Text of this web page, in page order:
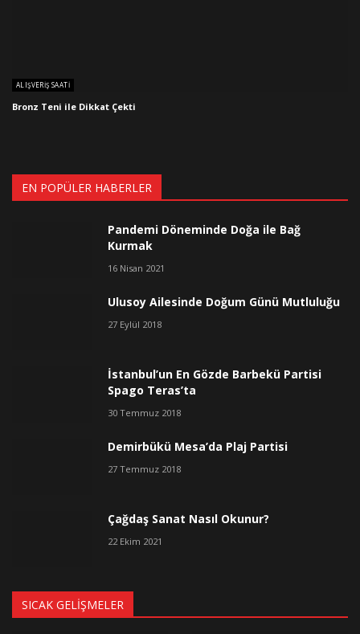
ALIŞVERIŞ SAATI
Bronz Teni ile Dikkat Çekti
EN POPÜLER HABERLER
Pandemi Döneminde Doğa ile Bağ
Kurmak
16 Nisan 2021
Ulusoy Ailesinde Doğum Günü Mutluluğu
27 Eylül 2018
İstanbul’un En Gözde Barbekü Partisi
Spago Teras’ta
30 Temmuz 2018
Demirbükü Mesa’da Plaj Partisi
27 Temmuz 2018
Çağdaş Sanat Nasıl Okunur?
22 Ekim 2021
SICAK GELIŞMELER